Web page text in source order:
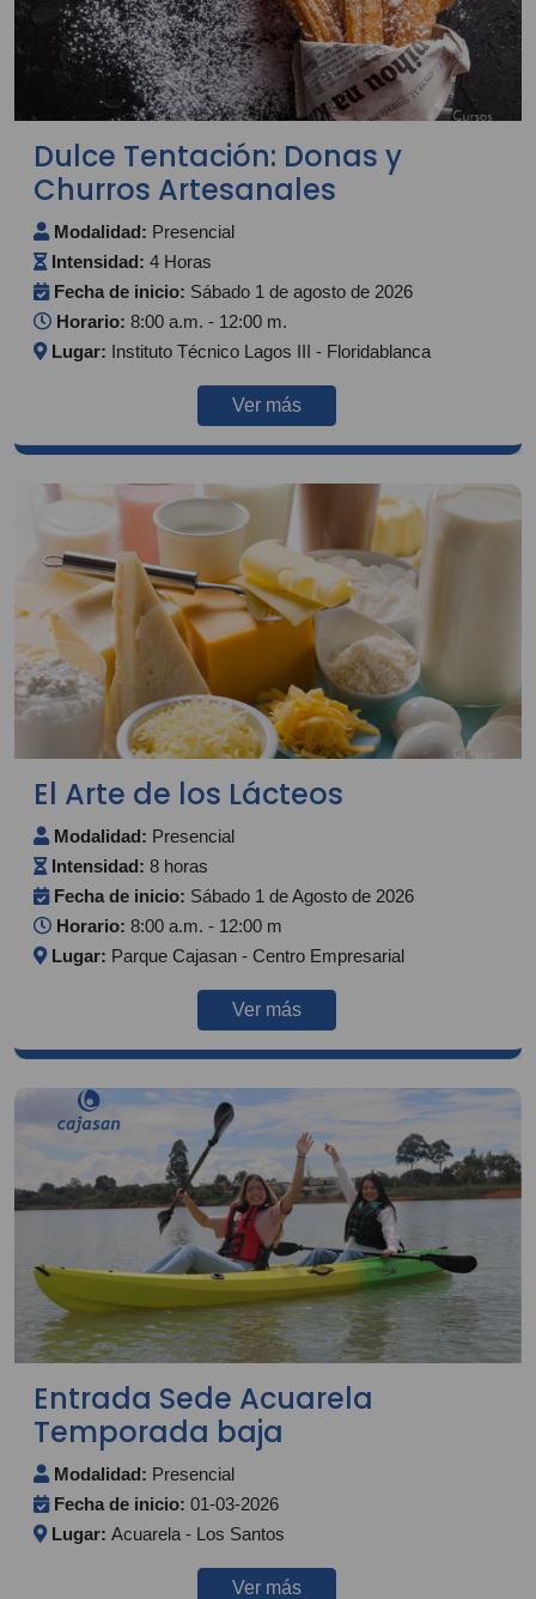
Dulce Tentación: Donas y
Churros Artesanales
Modalidad: Presencial
Intensidad: 4 Horas
Fecha de inicio: Sábado 1 de agosto de 2026
Horario: 8:00 a.m. - 12:00 m.
Lugar: Instituto Técnico Lagos III - Floridablanca
Ver más
El Arte de los Lácteos
Modalidad: Presencial
Intensidad: 8 horas
Fecha de inicio: Sábado 1 de Agosto de 2026
Horario: 8:00 a.m. - 12:00 m
Lugar: Parque Cajasan - Centro Empresarial
Ver más
Entrada Sede Acuarela
Temporada baja
Modalidad: Presencial
Fecha de inicio: 01-03-2026
Lugar: Acuarela - Los Santos
Ver más